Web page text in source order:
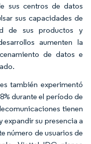
sus centros de datos
sus capacidades de
de sus productos y
aumenten la
de datos e
también experimentó
durante el período de
tienen
su presencia a
número de usuarios de